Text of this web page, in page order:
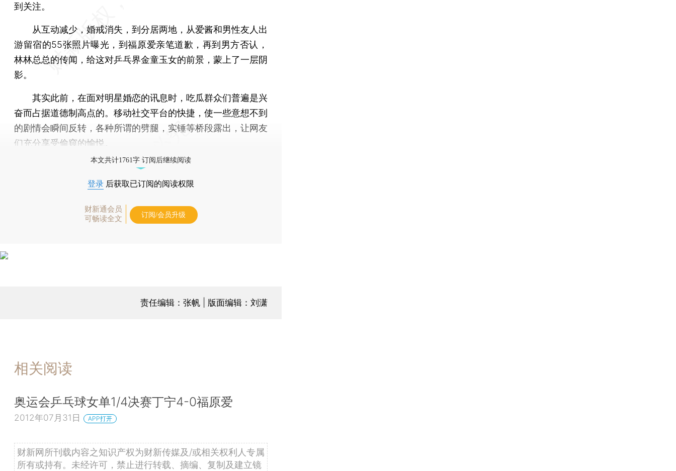
到关注。
从互动减少，婚戒消失，到分居两地，从爱酱和男性友人出
游留宿的55张照片曝光，到福原爱亲笔道歉，再到男方否认，
林林总总的传闻，给这对乒乓界金童玉女的前景，蒙上了一层阴
影。
其实此前，在面对明星婚恋的讯息时，吃瓜群众们普遍是兴
奋而占据道德制高点的。移动社交平台的快捷，使一些意想不到
的剧情会瞬间反转，各种所谓的劈腿，实锤等桥段露出，让网友
们充分享受偷窥的愉悦。
本文共计1761字 订阅后继续阅读
登录 后获取已订阅的阅读权限
财新通会员
可畅读全文
订阅/会员升级
责任编辑：张帆 | 版面编辑：刘潇
相关阅读
奥运会乒乓球女单1/4决赛丁宁4-0福原爱
2012年07月31日 APP打开
财新网所刊载内容之知识产权为财新传媒及/或相关权利人专属
所有或持有。未经许可，禁止进行转载、摘编、复制及建立镜